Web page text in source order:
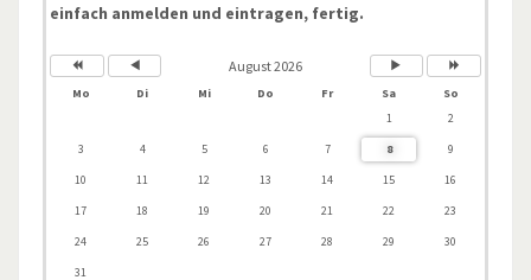
einfach anmelden und eintragen, fertig.
August 2026
Mo Di Mi Do Fr Sa
So
1
2
3
4 5 6 7 8
9
10
11 12 13 14 15
16
17
18 19 20 21 22
23
24
25 26 27 28 29
30
31